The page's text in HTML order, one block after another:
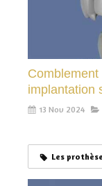
implantation
13 Nov 2024
Les